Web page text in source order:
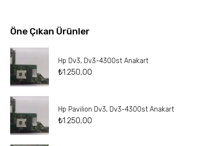
Öne Çıkan Ürünler
Hp Dv3, Dv3-4300st Anakart
₺1.250,00
Hp Pavilion Dv3, Dv3-4300st Anakart
₺1.250,00